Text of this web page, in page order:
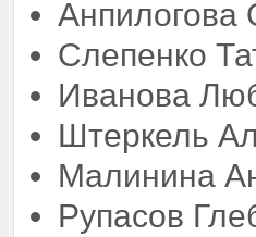
Анпилогова
Слепенко
Иванова
Штеркель
Малинина
Рупасов